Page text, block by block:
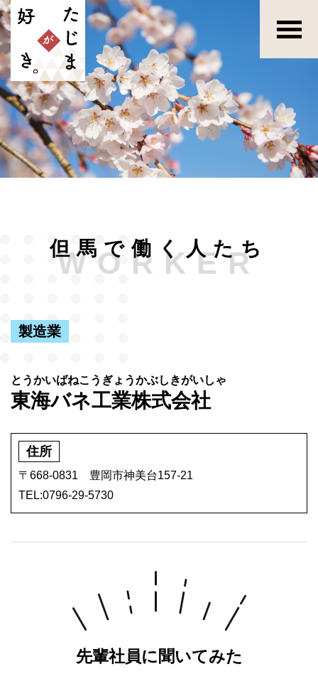
但馬で働く人たち
WORKER
製造業
東海バネ工業株式会社
住所
〒668-0831 豊岡市神美台157-21
TEL:0796-29-5730
先輩社員に聞いてみた